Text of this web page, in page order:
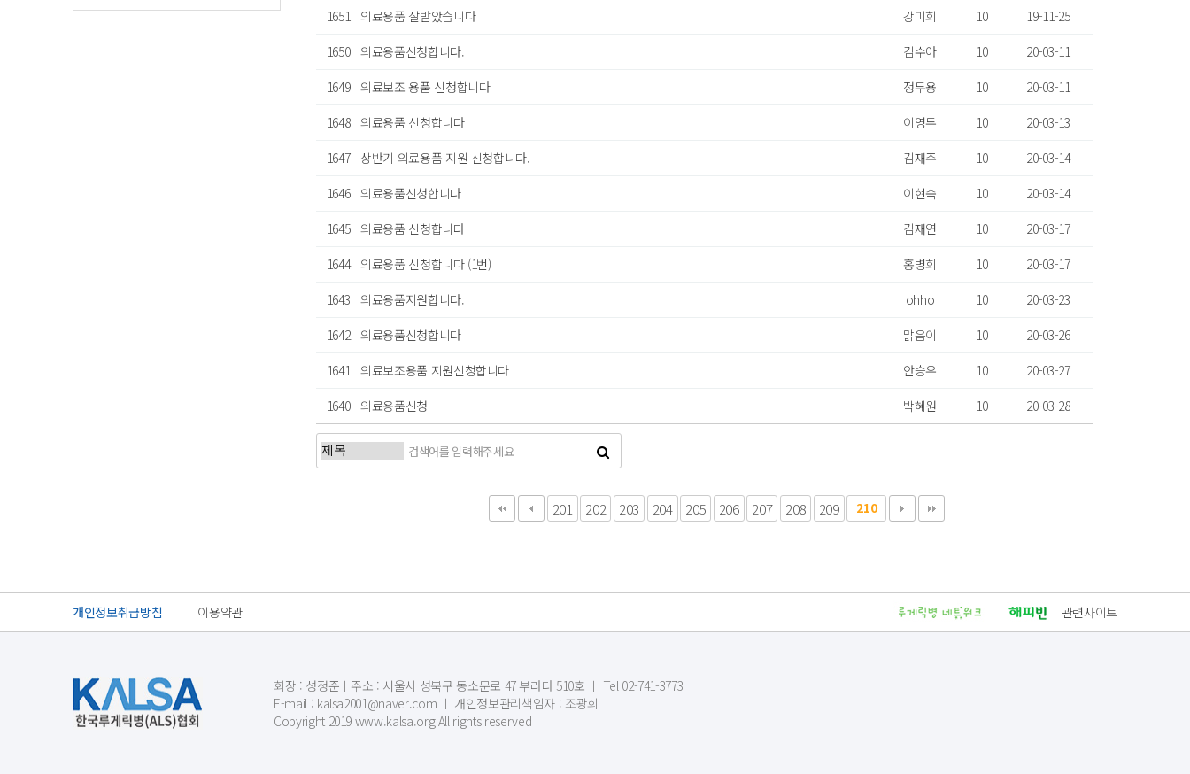
1651 의료용품 잘받았습니다 강미희 10
19-11-25
1650 의료용품신청합니다. 김수아 10
20-03-11
1649 의료보조 용품 신청합니다 정두용 10
20-03-11
1648 의료용품 신청합니다 이영두 10
20-03-13
1647 상반기 의료용품 지원 신청합니다. 김재주 10
20-03-14
1646 의료용품신청합니다 이현숙 10
20-03-14
1645 의료용품 신청합니다 김재연 10
20-03-17
1644 의료용품 신청합니다 (1번) 홍병희 10
20-03-17
1643 의료용품지원합니다. ohho 10
20-03-23
1642 의료용품신청합니다 맑음이 10
20-03-26
1641 의료보조용품 지원신청합니다 안승우 10
20-03-27
1640 의료용품신청 박혜원 10 20-03-28
201 202 203 204 205 206 207 208 209 210
맨끝
개인정보취급방침 이용약관 관련사이트
회장 : 성정준ㅣ주소 : 서울시 성북구 동소문로 47 부라다 510호 ㅣ Tel 02-741-3773
E-mail : kalsa2001@naver.com ㅣ 개인정보관리책임자 : 조광희
Copyright 2019 www.kalsa.org All rights reserved